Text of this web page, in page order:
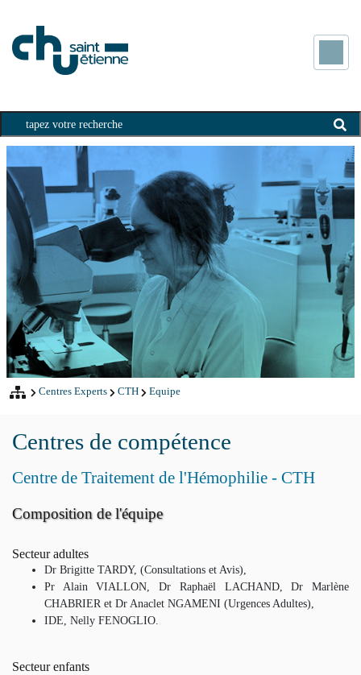
Centres Experts CTH Equipe
Centres de compétence
Centre de Traitement de l'Hémophilie - CTH
Composition de l'équipe
Secteur adultes
Dr Brigitte TARDY, (Consultations et Avis),
Pr Alain VIALLON, Dr Raphaël LACHAND, Dr Marlène
CHABRIER et Dr Anaclet NGAMENI (Urgences Adultes),
IDE, Nelly FENOGLIO.
Secteur enfants